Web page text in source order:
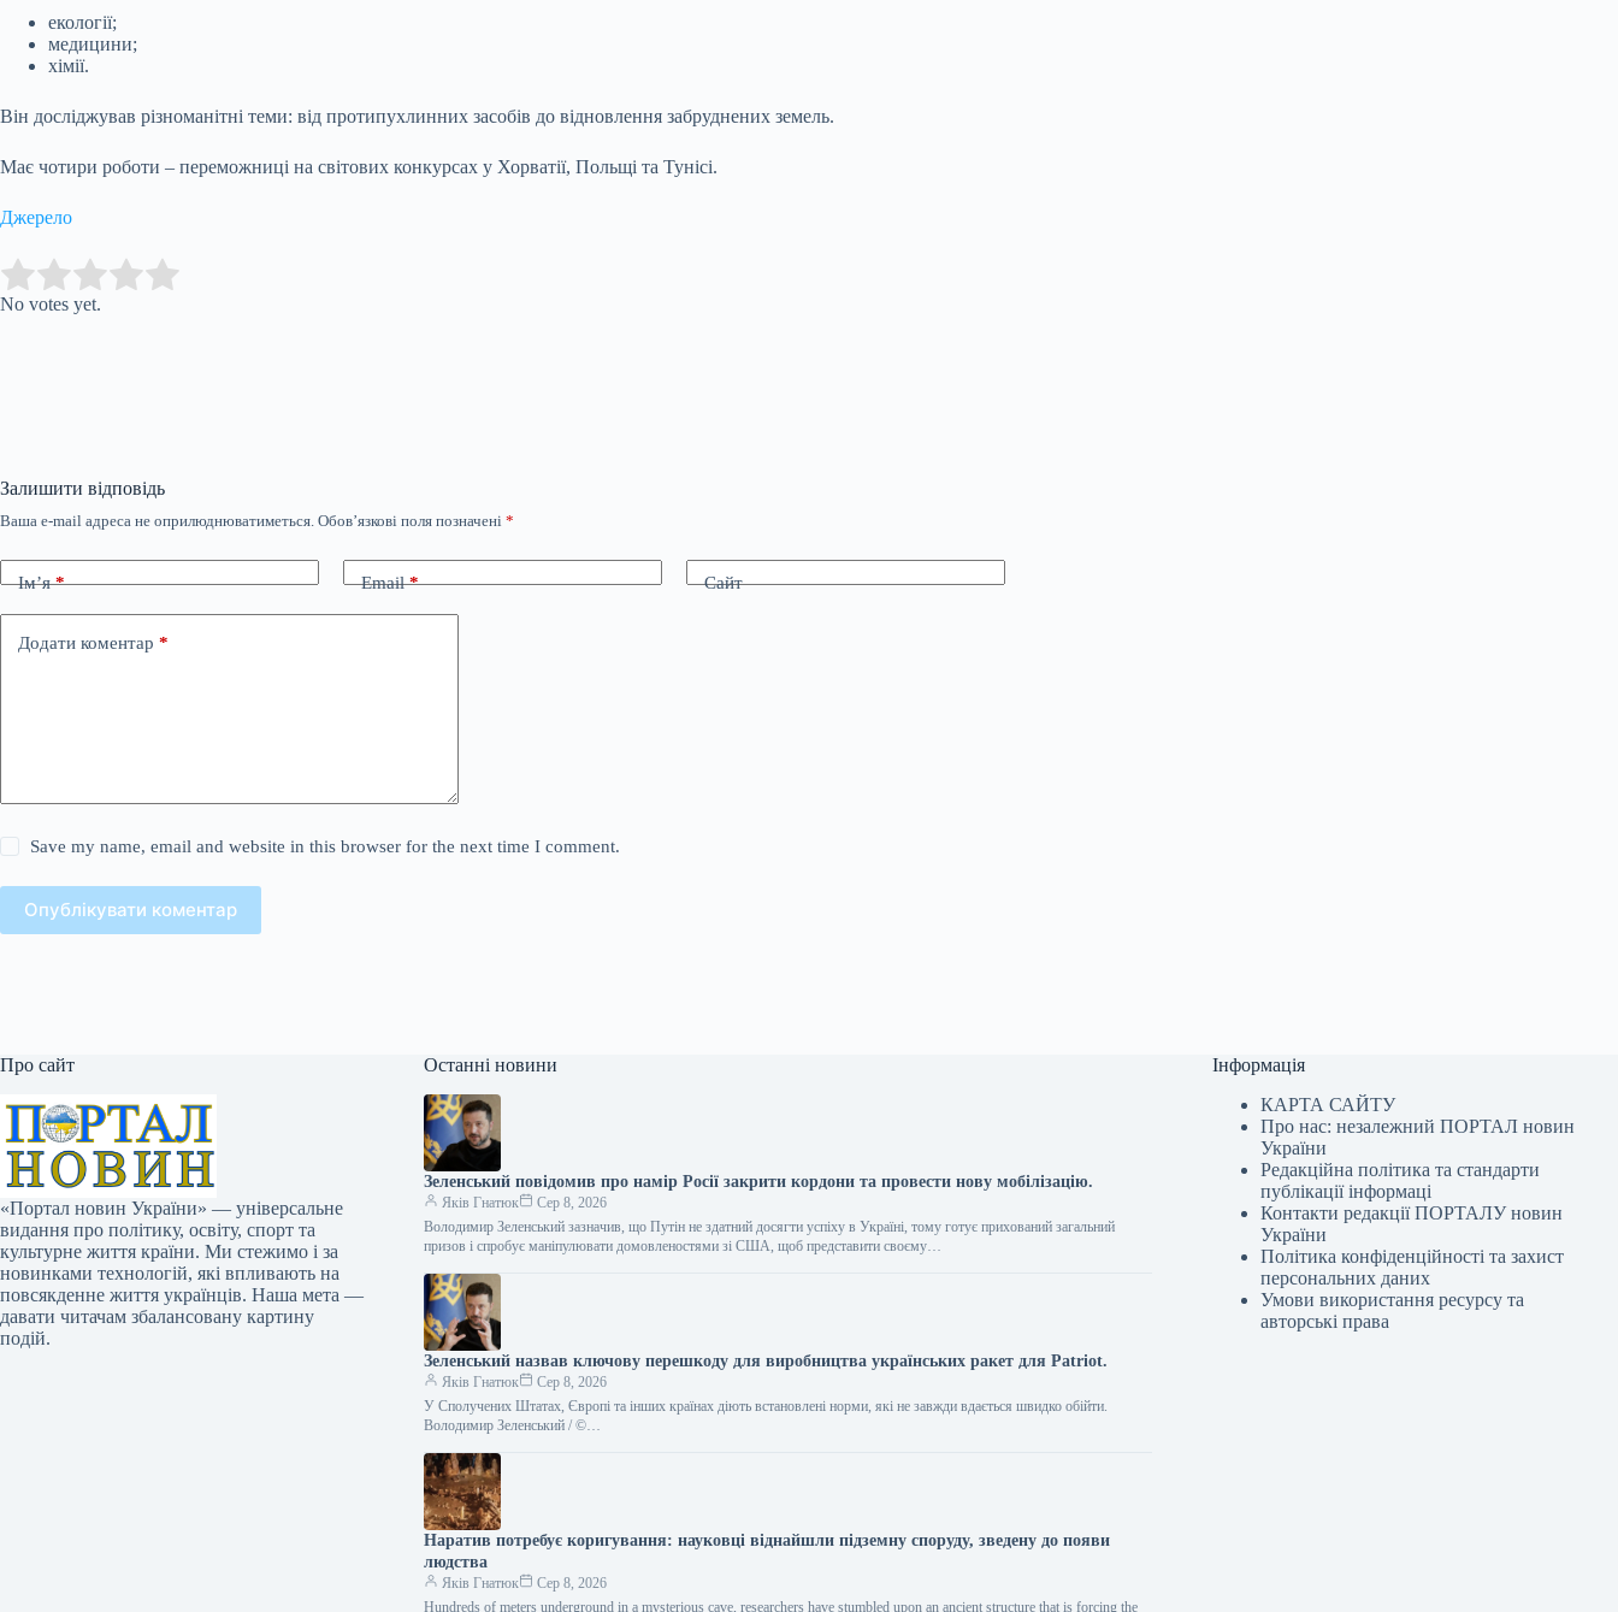
екології;
медицини;
хімії.
Він досліджував різноманітні теми: від протипухлинних засобів до відновлення забруднених земель.
Має чотири роботи – переможниці на світових конкурсах у Хорватії, Польщі та Тунісі.
Джерело
Rate this item:
No votes yet.
Залишити відповідь
Ваша e-mail адреса не оприлюднюватиметься. Обов’язкові поля позначені *
Ім’я* Email* Сайт
Додати коментар *
Save my name, email and website in this browser for the next time I comment.
Опублікувати коментар
Про сайт
«Портал новин України» — універсальне
видання про політику, освіту, спорт та
культурне життя країни. Ми стежимо і за
новинками технологій, які впливають на
повсякденне життя українців. Наша мета —
давати читачам збалансовану картину
подій.
Останні новини
Зеленський повідомив про намір Росії закрити кордони та провести нову мобілізацію.
Яків Гнатюк
Сер 8, 2026
Володимир Зеленський зазначив, що Путін не здатний досягти успіху в Україні, тому готує прихований загальний
призов і спробує маніпулювати домовленостями зі США, щоб представити своєму…
Зеленський назвав ключову перешкоду для виробництва українських ракет для Patriot.
Яків Гнатюк
Сер 8, 2026
У Сполучених Штатах, Європі та інших країнах діють встановлені норми, які не завжди вдається швидко обійти.
Володимир Зеленський / ©…
Наратив потребує коригування: науковці віднайшли підземну споруду, зведену до появи
людства
Яків Гнатюк
Сер 8, 2026
Hundreds of meters underground in a mysterious cave, researchers have stumbled upon an ancient structure that is forcing the
Інформація
КАРТА САЙТУ
Про нас: незалежний ПОРТАЛ новин
України
Редакційна політика та стандарти
публікації інформаці
Контакти редакції ПОРТАЛУ новин
України
Політика конфіденційності та захист
персональних даних
Умови використання ресурсу та
авторські права